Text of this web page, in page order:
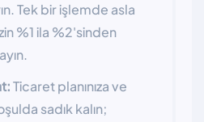
Tek bir işlemde asla
%1 ila %2'sinden
Ticaret planınıza ve
sadık kalın;